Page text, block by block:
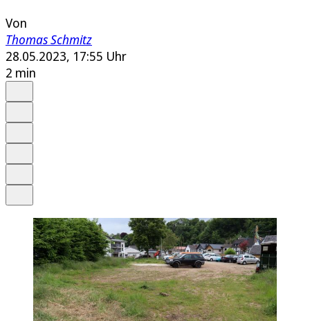
Von
Thomas Schmitz
28.05.2023, 17:55 Uhr
2 min